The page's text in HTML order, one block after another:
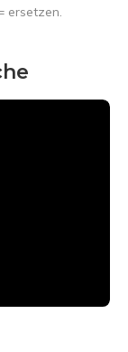
ersetzen.